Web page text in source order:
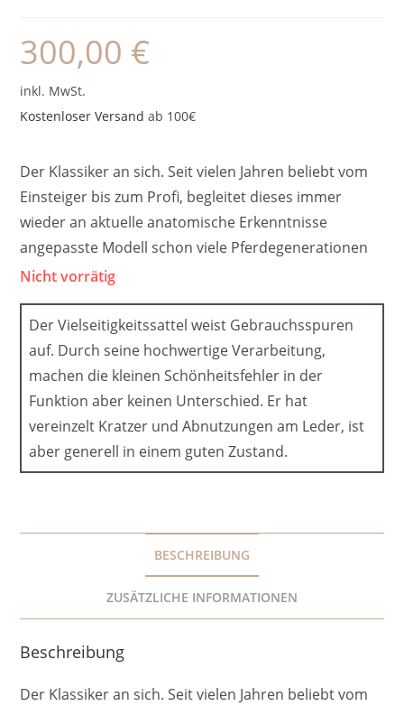
300,00 €
inkl. MwSt.
Kostenloser Versand ab 100€
Der Klassiker an sich. Seit vielen Jahren beliebt vom
Einsteiger bis zum Profi, begleitet dieses immer
wieder an aktuelle anatomische Erkenntnisse
angepasste Modell schon viele Pferdegenerationen
Nicht vorrätig
Der Vielseitigkeitssattel weist Gebrauchsspuren
auf. Durch seine hochwertige Verarbeitung,
machen die kleinen Schönheitsfehler in der
Funktion aber keinen Unterschied. Er hat
vereinzelt Kratzer und Abnutzungen am Leder, ist
aber generell in einem guten Zustand.
BESCHREIBUNG
ZUSÄTZLICHE INFORMATIONEN
Beschreibung
Der Klassiker an sich. Seit vielen Jahren beliebt vom